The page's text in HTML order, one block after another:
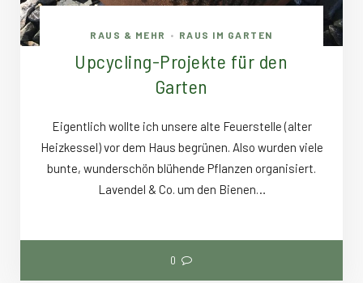
RAUS & MEHR • RAUS IM GARTEN
Upcycling-Projekte für den
Garten
Eigentlich wollte ich unsere alte Feuerstelle (alter
Heizkessel) vor dem Haus begrünen. Also wurden viele
bunte, wunderschön blühende Pflanzen organisiert.
Lavendel & Co. um den Bienen…
0